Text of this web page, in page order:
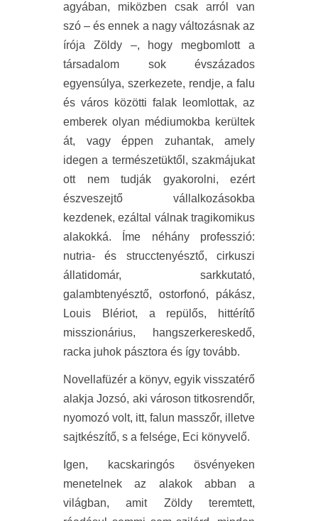
agyában, miközben csak arról van
szó – és ennek a nagy változásnak az
írója Zöldy –, hogy megbomlott a
társadalom sok évszázados
egyensúlya, szerkezete, rendje, a falu
és város közötti falak leomlottak, az
emberek olyan médiumokba kerültek
át, vagy éppen zuhantak, amely
idegen a természetüktől, szakmájukat
ott nem tudják gyakorolni, ezért
észveszejtő vállalkozásokba
kezdenek, ezáltal válnak tragikomikus
alakokká. Íme néhány professzió:
nutria- és strucctenyésztő, cirkuszi
állatidomár, sarkkutató,
galambtenyésztő, ostorfonó, pákász,
Louis Blériot, a repülős, hittérítő
misszionárius, hangszerkereskedő,
racka juhok pásztora és így tovább.
Novellafüzér a könyv, egyik visszatérő
alakja Jozsó, aki városon titkosrendőr,
nyomozó volt, itt, falun masszőr, illetve
sajtkészítő, s a felsége, Eci könyvelő.
Igen, kacskaringós ösvényeken
menetelnek az alakok abban a
világban, amit Zöldy teremtett,